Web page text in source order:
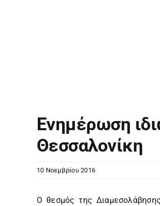
Ενημέρωση
Θεσσαλονίκη
10 Νοεμβρίου 2016
Ο θεσμός της